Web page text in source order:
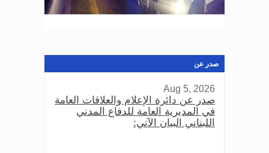
صدر عن
Aug 5, 2026
صدر عن دائرة الإعلام والعلاقات العامة
في المديرية العامة للدفاع المدني
اللبناني البيان الآتي: